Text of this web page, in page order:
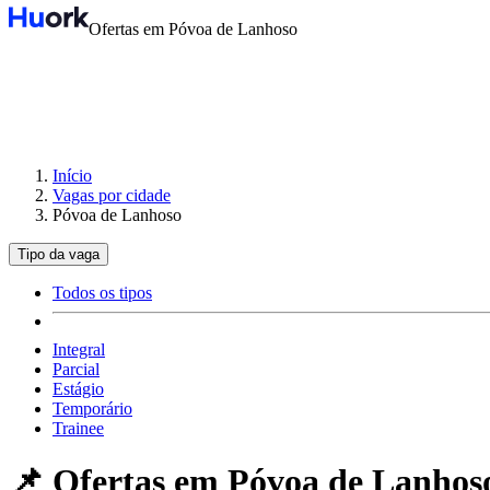
Ofertas em Póvoa de Lanhoso
Início
Vagas por cidade
Póvoa de Lanhoso
Tipo da vaga
Todos os tipos
Integral
Parcial
Estágio
Temporário
Trainee
📌 Ofertas em Póvoa de